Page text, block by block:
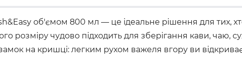
об'ємом 800 мл — це ідеальне рішення для тих,
розміру чудово підходить для зберігання кави, чаю,
на кришці: легким рухом важеля вгору ви